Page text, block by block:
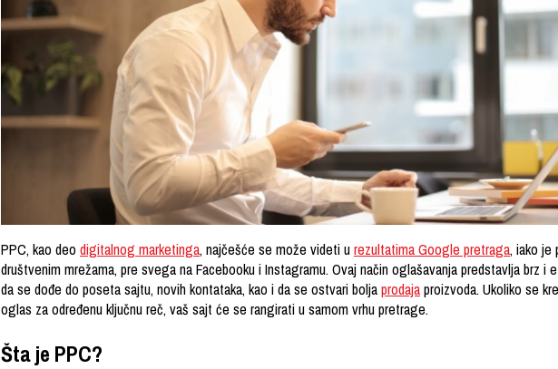
PPC, kao deo digitalnog marketinga, najčešće se može videti urezultatima Google pretraga, iako je
društvenim mrežama, pre svega na Facebooku i Instagramu. Ovaj način oglašavanja predstavlja brz i
da se dođe do poseta sajtu, novih kontataka, kao i da se ostvari boljaprodajaproizvoda. Ukoliko se
oglas za određenu ključnu reč, vaš sajt će se rangirati u samom vrhu pretrage.
Šta je PPC?